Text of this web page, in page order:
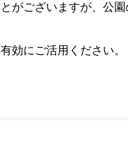
がございますが、 公
効にご活用ください。